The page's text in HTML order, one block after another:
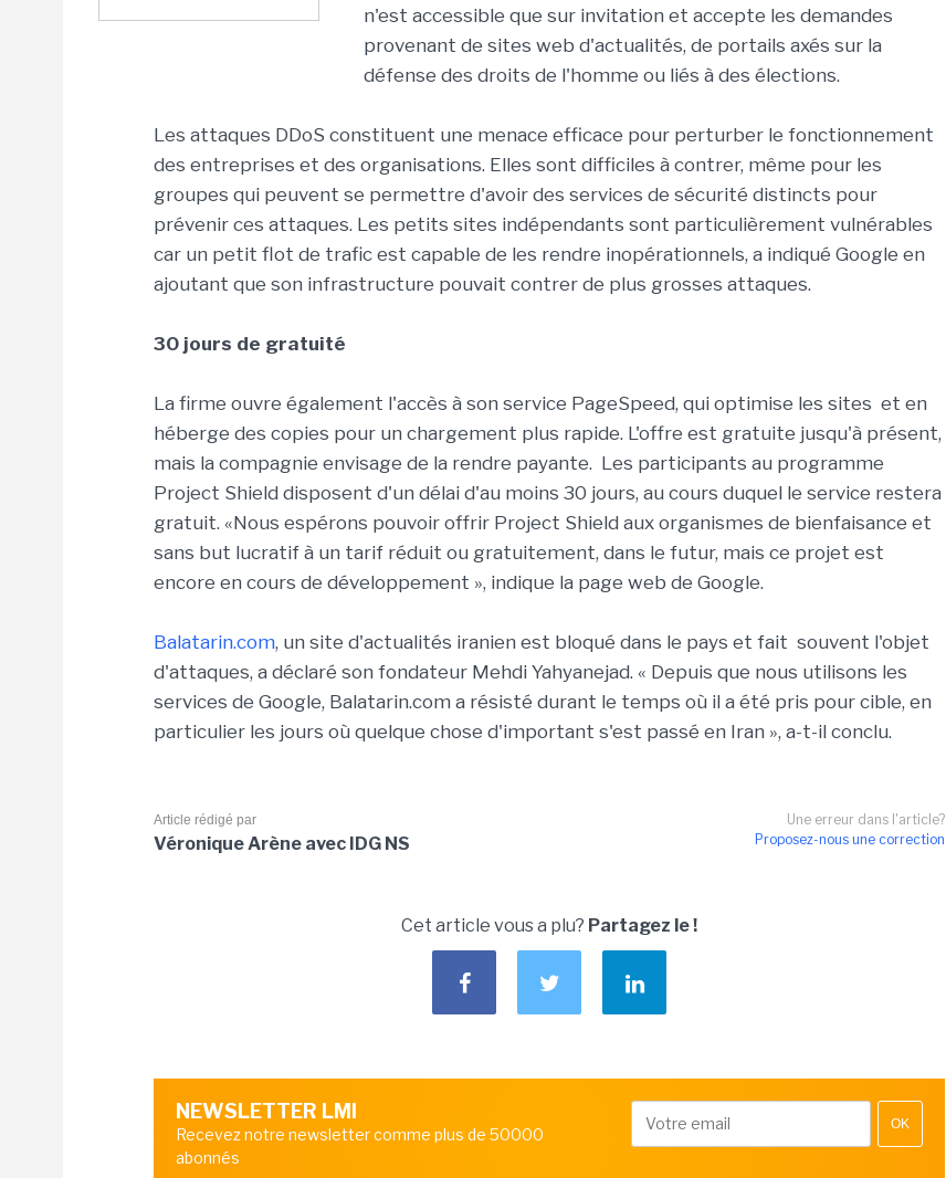
n'est accessible que sur invitation et accepte les demandes
provenant de sites web d'actualités, de portails axés sur la
défense des droits de l'homme ou liés à des élections.
Les attaques DDoS constituent une menace efficace pour perturber le fonctionnement
des entreprises et des organisations. Elles sont difficiles à contrer, même pour les
groupes qui peuvent se permettre d'avoir des services de sécurité distincts pour
prévenir ces attaques. Les petits sites indépendants sont particulièrement vulnérables
car un petit flot de trafic est capable de les rendre inopérationnels, a indiqué Google en
ajoutant que son infrastructure pouvait contrer de plus grosses attaques.
30 jours de gratuité
La firme ouvre également l'accès à son service PageSpeed, qui optimise les sites et en
héberge des copies pour un chargement plus rapide. L'offre est gratuite jusqu'à présent,
mais la compagnie envisage de la rendre payante. Les participants au programme
Project Shield disposent d'un délai d'au moins 30 jours, au cours duquel le service restera
gratuit. «Nous espérons pouvoir offrir Project Shield aux organismes de bienfaisance et
sans but lucratif à un tarif réduit ou gratuitement, dans le futur, mais ce projet est
encore en cours de développement », indique la page web de Google.
Balatarin.com, un site d'actualités iranien est bloqué dans le pays et fait souvent l'objet
d'attaques, a déclaré son fondateur Mehdi Yahyanejad. « Depuis que nous utilisons les
services de Google, Balatarin.com a résisté durant le temps où il a été pris pour cible, en
particulier les jours où quelque chose d'important s'est passé en Iran », a-t-il conclu.
Une erreur dans l'article?
Proposez-nous une correction
Article rédigé par
Véronique Arène avec IDG NS
Cet article vous a plu? Partagez le !
NEWSLETTER LMI
Recevez notre newsletter comme plus de 50000
abonnés
OK